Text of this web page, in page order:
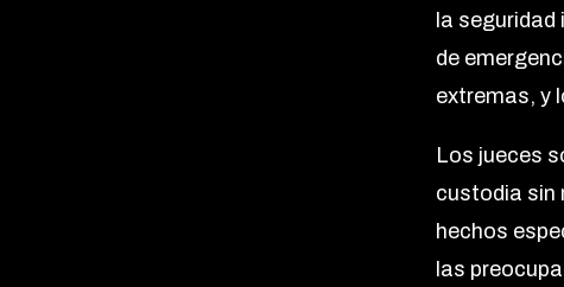
la
de
extremas, y
Los jueces
custodia sin
hechos
las